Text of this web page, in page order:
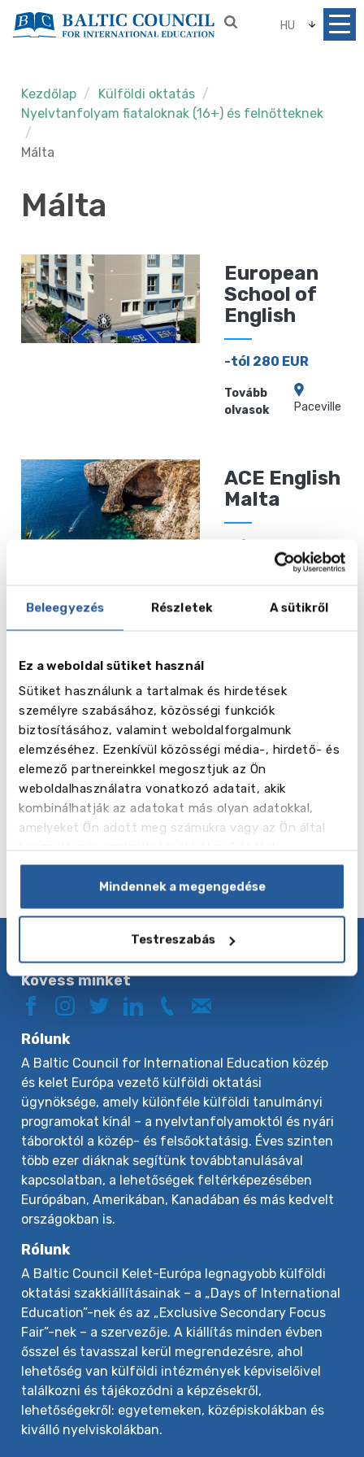
Beleegyezés Részletek A sütikről
Ez a weboldal sütiket használ
Sütiket használunk a tartalmak és hirdetések
személyre szabásához, közösségi funkciók
biztosításához, valamint weboldalforgalmunk
elemzéséhez. Ezenkívül közösségi média-, hirdető- és
elemező partnereinkkel megosztjuk az Ön
weboldalhasználatra vonatkozó adatait, akik
kombinálhatják az adatokat más olyan adatokkal,
amelyeket Ön adott meg számukra vagy az Ön által
Mindennek a megengedése
Testreszabás
HU
Kezdőlap
Külföldi oktatás
Nyelvtanfolyam fiataloknak (16+) és felnőtteknek
Málta
Málta
European
School of
English
-tól 280 EUR
Tovább
olvasok
Paceville
ACE English
Malta
-tól 260 EUR
Training
Institute
Malta
-tól 425 EUR
Tovább
St
Julians
Adatvédelmi irányelvek
Kövess minket
Rólunk
A Baltic Council for International Education közép
és kelet Európa vezető külföldi oktatási
ügynöksége, amely különféle külföldi tanulmányi
programokat kínál – a nyelvtanfolyamoktól és nyári
táboroktól a közép- és felsőoktatásig. Éves szinten
több ezer diáknak segítünk továbbtanulásával
kapcsolatban, a lehetőségek feltérképezésében
Európában, Amerikában, Kanadában és más kedvelt
országokban is.
Rólunk
A Baltic Council Kelet-Európa legnagyobb külföldi
oktatási szakkiállításainak – a „Days of International
Education”-nek és az „Exclusive Secondary Focus
Fair”-nek – a szervezője. A kiállítás minden évben
ősszel és tavasszal kerül megrendezésre, ahol
lehetőség van külföldi intézmények képviselőivel
találkozni és tájékozódni a képzésekről,
lehetőségekről: egyetemeken, középiskolákban és
kiválló nyelviskolákban.